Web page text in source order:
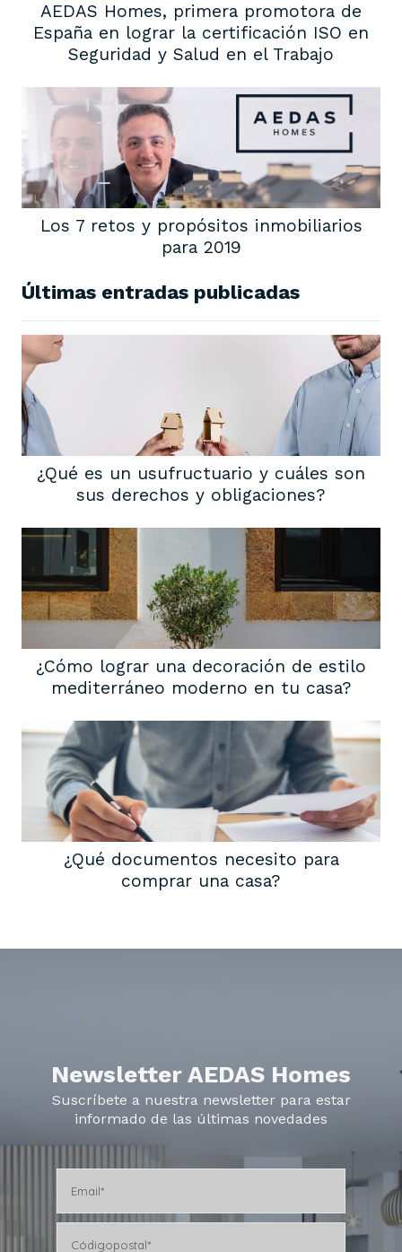
AEDAS Homes, primera promotora de
España en lograr la certificación ISO en
Seguridad y Salud en el Trabajo
Los 7 retos y propósitos inmobiliarios
para 2019
Últimas entradas publicadas
¿Qué es un usufructuario y cuáles son
sus derechos y obligaciones?
¿Cómo lograr una decoración de estilo
mediterráneo moderno en tu casa?
¿Qué documentos necesito para
comprar una casa?
Newsletter AEDAS Homes
Suscríbete a nuestra newsletter para estar
informado de las últimas novedades